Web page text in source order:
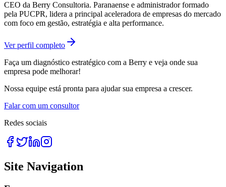
CEO da Berry Consultoria. Paranaense e administrador formado
pela PUCPR, lidera a principal aceleradora de empresas do mercado
com foco em gestão, estratégia e alta performance.
Ver perfil completo
Faça um diagnóstico estratégico com a Berry e veja onde sua
empresa pode melhorar!
Nossa equipe está pronta para ajudar sua empresa a crescer.
Falar com um consultor
Redes sociais
Site Navigation